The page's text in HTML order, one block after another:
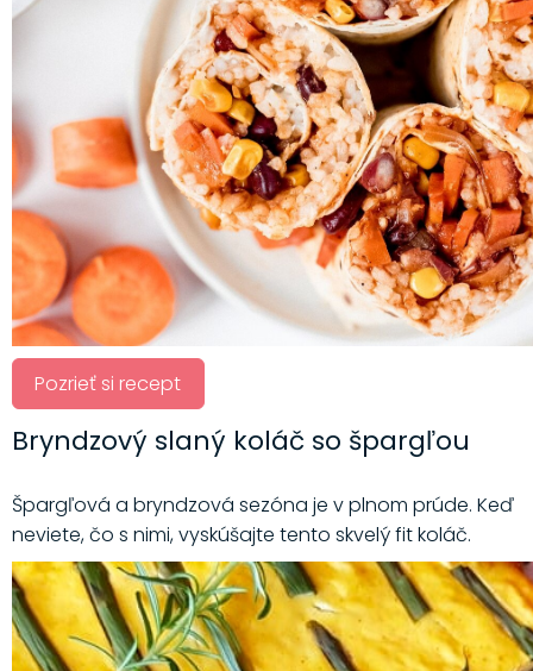
Pozrieť si recept
Bryndzový slaný koláč so špargľou
Špargľová a bryndzová sezóna je v plnom prúde. Keď
neviete, čo s nimi, vyskúšajte tento skvelý fit koláč.